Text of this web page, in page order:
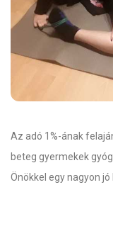
Az adó 1%-ának
beteg gyermekek
Önökkel egy nagyon jó